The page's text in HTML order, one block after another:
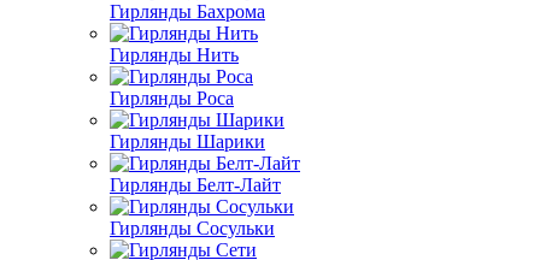
Гирлянды Бахрома
Гирлянды Нить
Гирлянды Роса
Гирлянды Шарики
Гирлянды Белт-Лайт
Гирлянды Сосульки